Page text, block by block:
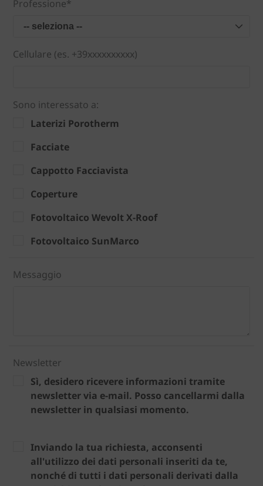
Professione*
-- seleziona --
Cellulare (es. +39xxxxxxxxxx)
Sono interessato a:
Laterizi Porotherm
Facciate
Cappotto Facciavista
Coperture
Fotovoltaico Wevolt X-Roof
Fotovoltaico SunMarco
Messaggio
Newsletter
Sì, desidero ricevere informazioni tramite
newsletter via e-mail. Posso cancellarmi dalla
newsletter in qualsiasi momento.
Inviando la tua richiesta, acconsenti
all'utilizzo dei dati personali inseriti da te,
nonché di tutti i dati personali derivati dalla